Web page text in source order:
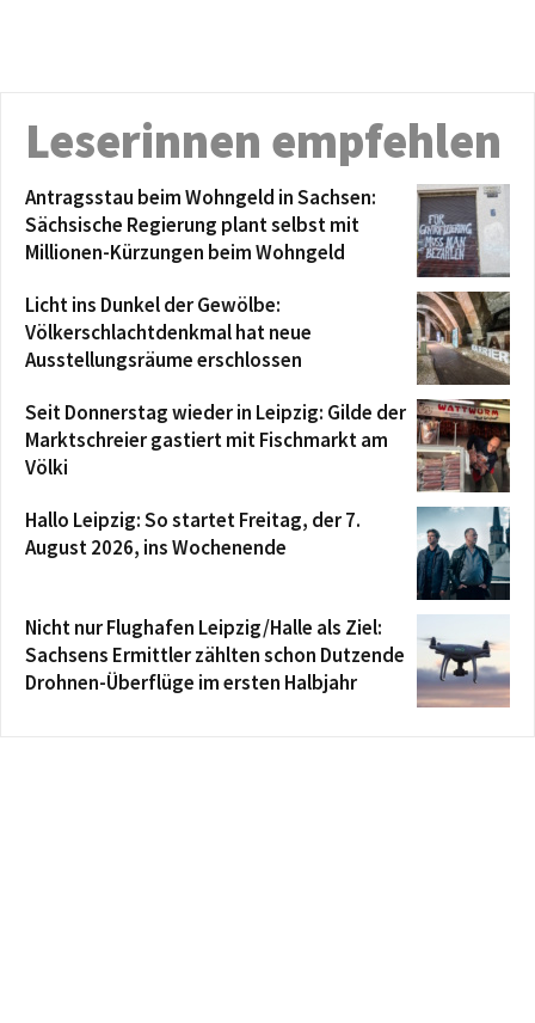
Leserinnen empfehlen
Antragsstau beim Wohngeld in Sachsen:
Sächsische Regierung plant selbst mit
Millionen-Kürzungen beim Wohngeld
Licht ins Dunkel der Gewölbe:
Völkerschlachtdenkmal hat neue
Ausstellungsräume erschlossen
Seit Donnerstag wieder in Leipzig: Gilde der
Marktschreier gastiert mit Fischmarkt am
Völki
Hallo Leipzig: So startet Freitag, der 7.
August 2026, ins Wochenende
Nicht nur Flughafen Leipzig/Halle als Ziel:
Sachsens Ermittler zählten schon Dutzende
Drohnen-Überflüge im ersten Halbjahr